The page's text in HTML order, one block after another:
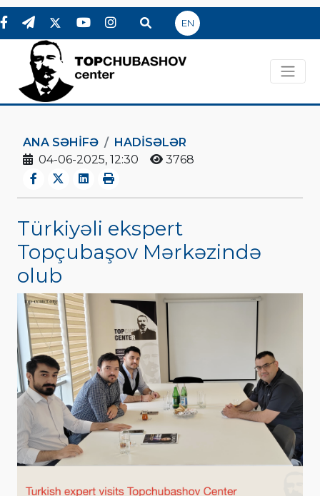
EN
ANA SƏHIFƏ
HADİSƏLƏR
04-06-2025, 12:30
3768
Türkiyəli ekspert
Topçubaşov Mərkəzində
olub